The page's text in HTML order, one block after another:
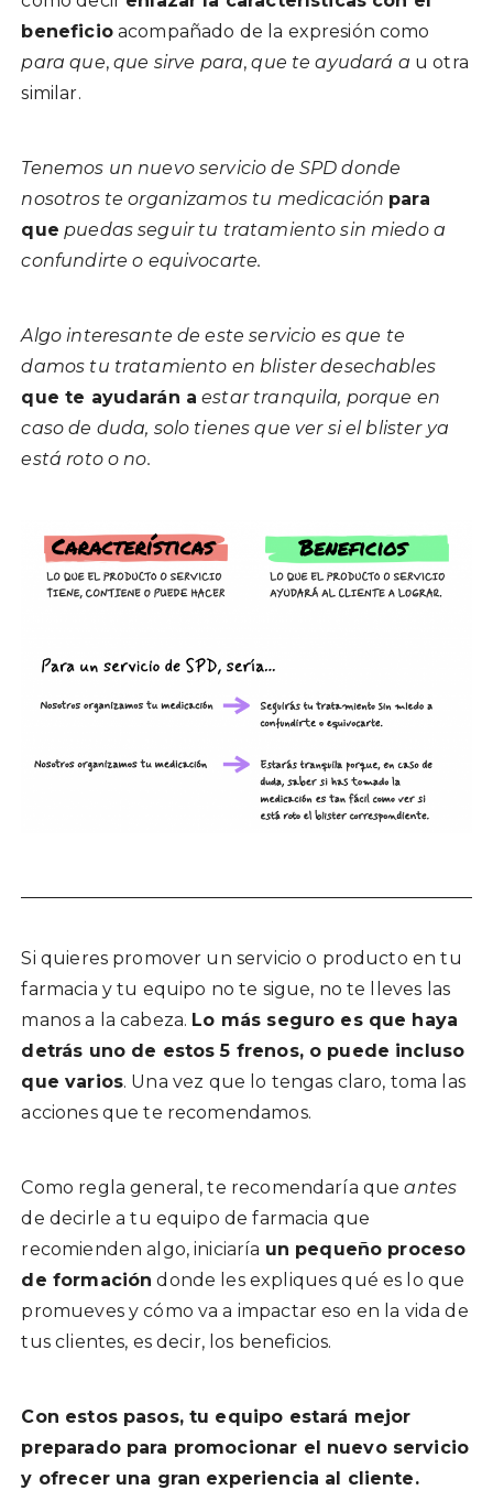
beneficioacompañado de la expresión como
para que, que sirve para,que te ayudará a u otra
similar.
Tenemos un nuevo servicio de SPD donde
nosotros te organizamos tu medicación para
que puedas seguir tu tratamiento sin miedo a
confundirte o equivocarte.
Algo interesante de este servicio es que te
damos tu tratamiento en blister desechables
que te ayudarán a estar tranquila, porque en
caso de duda, solo tienes que ver si el blister ya
está roto o no.
Si quieres promover un servicio o producto en tu
farmacia y tu equipo no te sigue, no te lleves las
manos a la cabeza. Lo más seguro es que haya
detrás uno de estos 5 frenos, o puede incluso
que varios. Una vez que lo tengas claro, toma las
acciones que te recomendamos.
Como regla general, te recomendaría queantes
de decirle a tu equipo de farmacia que
recomienden algo, iniciaría un pequeño proceso
de formación donde les expliques qué es lo que
promueves y cómo va a impactar eso en la vida de
tus clientes, es decir, los beneficios.
Con estos pasos, tu equipo estará mejor
preparado para promocionar el nuevo servicio
y ofrecer una gran experiencia al cliente.